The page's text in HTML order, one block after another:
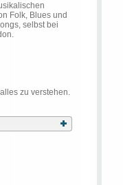
Folk, Blues und
selbst bei
zu verstehen.